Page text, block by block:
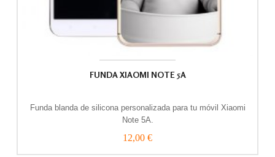
FUNDA XIAOMI NOTE 5A
Funda blanda de silicona personalizada para tu móvil Xiaomi
Note 5A.
12,00 €